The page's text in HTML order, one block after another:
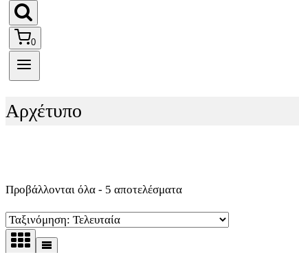
0
Αρχέτυπο
Προβάλλονται όλα - 5 αποτελέσματαSorted
latest